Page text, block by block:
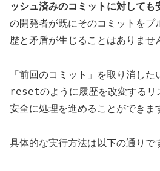
ッシュ済みのコミットに対しても
の開発者が既にそのコミットをプ
歴と矛盾が生じることはありませ
「前回のコミット」を取り消した
resetのように履歴を改変するリ
安全に処理を進めることができま
具体的な実行方法は以下の通りで